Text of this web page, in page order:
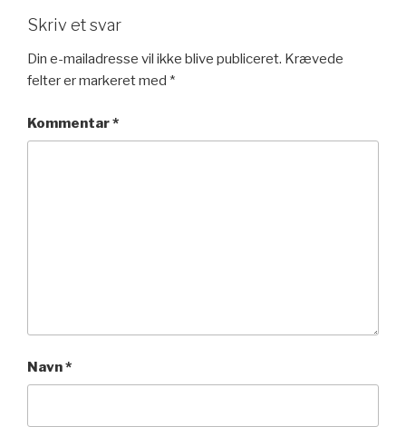
Skriv et svar
Din e-mailadresse vil ikke blive publiceret. Krævede
felter er markeret med *
Kommentar*
Navn*